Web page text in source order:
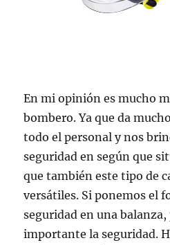
En mi opinión es mucho
bombero. Ya que da
todo el personal y nos
seguridad en según que
que también este tipo de
versátiles. Si ponemos el
seguridad en una balanza,
importante la seguridad.